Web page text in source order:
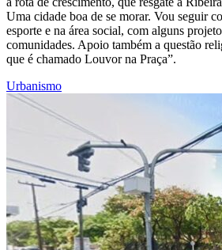
Uma cidade boa de se morar. Vou seguir
esporte e na área social, com alguns
comunidades. Apoio também a questão
que é chamado Louvor na Praça”.
Urbanismo